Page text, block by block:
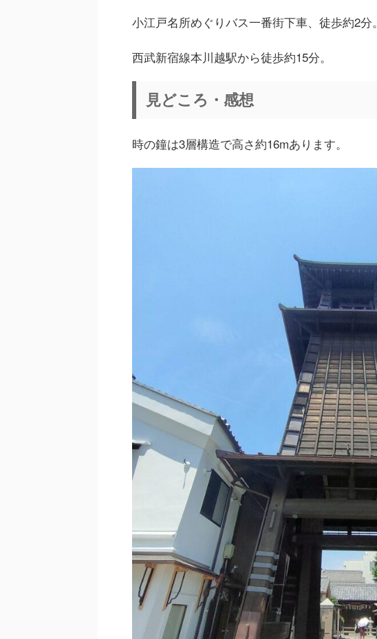
小江戸名所めぐりバス一番街下車、徒歩約2分。
西武新宿線本川越駅から徒歩約15分。
見どころ・感想
時の鐘は3層構造で高さ約16mあります。